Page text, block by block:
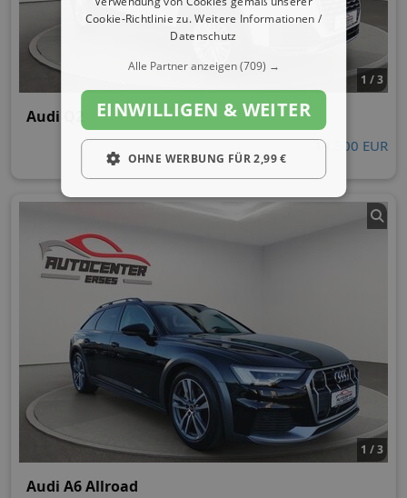
1 / 3
Audi Q2
14.500 EUR
1 / 3
Audi A6 Allroad
Cookie-Richtlinie zu.Weitere Informationen /
Datenschutz
Alle Partner anzeigen(709) →
EINWILLIGEN & WEITER
OHNE WERBUNG FÜR 2,99 €